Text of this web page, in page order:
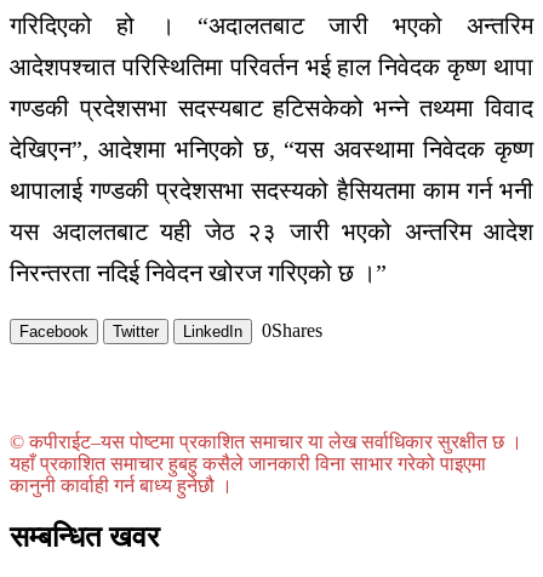
गरिदिएको हो । “अदालतबाट जारी भएको अन्तरिम
आदेशपश्चात परिस्थितिमा परिवर्तन भई हाल निवेदक कृष्ण थापा
गण्डकी प्रदेशसभा सदस्यबाट हटिसकेको भन्ने तथ्यमा विवाद
देखिएन”, आदेशमा भनिएको छ, “यस अवस्थामा निवेदक कृष्ण
थापालाई गण्डकी प्रदेशसभा सदस्यको हैसियतमा काम गर्न भनी
यस अदालतबाट यही जेठ २३ जारी भएको अन्तरिम आदेश
निरन्तरता नदिई निवेदन खोरज गरिएको छ ।”
Facebook Twitter LinkedIn 0Shares
© कपीराईट–यस पोष्टमा प्रकाशित समाचार या लेख सर्वाधिकार सुरक्षीत छ ।
यहाँ प्रकाशित समाचार हुबहु कसैले जानकारी विना साभार गरेको पाइएमा
कानुनी कार्वाही गर्न बाध्य हुनेछौ ।
सम्बन्धित खवर